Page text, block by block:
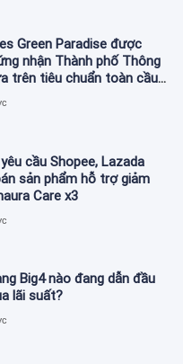
Green Paradise được
nhận Thành phố Thông
trên tiêu chuẩn toàn cầu
cầu Shopee, Lazada
sản phẩm hỗ trợ giảm
Care x3
Big4 nào đang dẫn đầu
lãi suất?